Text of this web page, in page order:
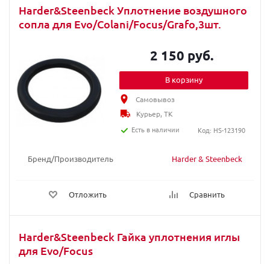
Harder&Steenbeck Уплотнение воздушного
сопла для Evo/Colani/Focus/Grafo,3шт.
Бренд/Производитель Harder & Steenbeck
Отложить Сравнить
2 150 руб.
В корзину
Самовывоз
Курьер, ТК
Есть в наличии
Код: HS-123190
Harder&Steenbeck Гайка уплотнения иглы
для Evo/Focus